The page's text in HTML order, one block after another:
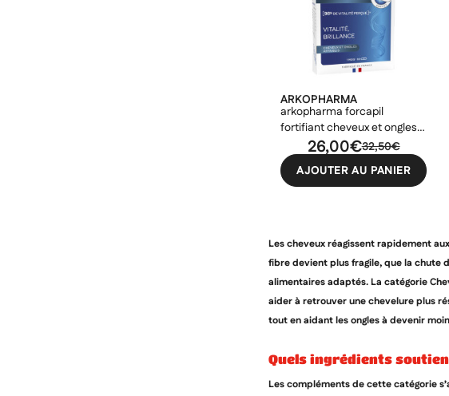
ARKOPHARMA
arkopharma forcapil
fortifiant cheveux et ongles 1
mois 60 gélules32,50€
26,00€
AJOUTER AU PANIER
Les cheveux réagissent rapidement
fibre devient plus fragile, que la chute
alimentaires adaptés. La catégorie
aider à retrouver une chevelure plus
tout en aidant les ongles à devenir
quels ingrédients
Les compléments de cette catégorie